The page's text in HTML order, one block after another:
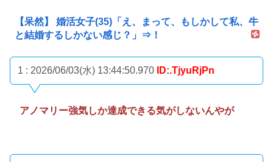
【呆然】 婚活女子(35)「え、まって、もしかして私、牛
と結婚するしかない感じ？」⇒！
1 : 2026/06/03(水) 13:44:50.970 ID:.TjyuRjPn
アノマリー強気しか達成できる気がしないんやが